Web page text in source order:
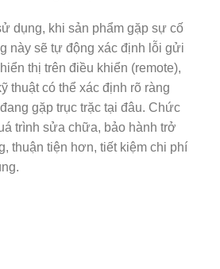
dụng, khi sản phẩm gặp sự cố
này sẽ tự động xác định lỗi gửi
thị trên điều khiển (remote),
thuật có thể xác định rõ ràng
gặp trục trặc tại đâu. Chức
trình sửa chữa, bảo hành trở
thuận tiện hơn, tiết kiệm chi phí